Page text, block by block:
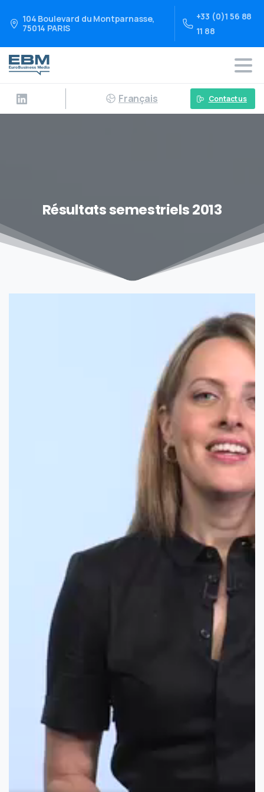
104 Boulevard du Montparnasse,
75014 PARIS
+33 (0)1 56 88
11 88
Français Contact us
Résultats semestriels 2013